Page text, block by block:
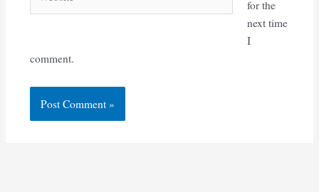
for the
next time
I
comment.